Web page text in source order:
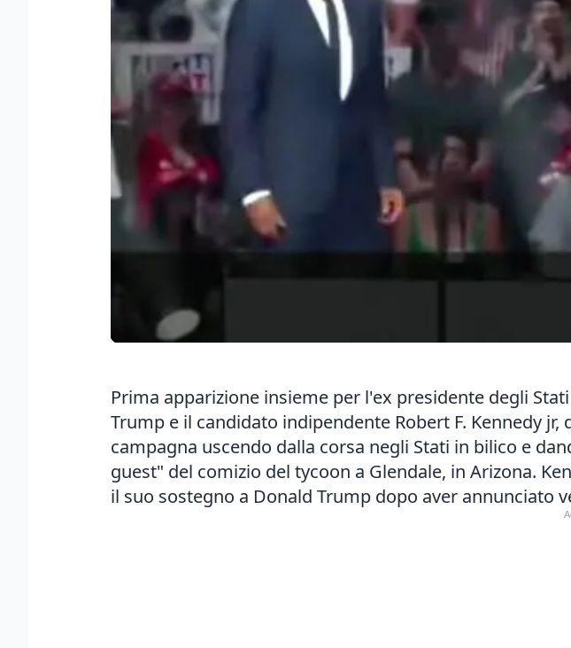
Prima apparizione insieme per l'ex presidente degli
Trump e il candidato indipendente Robert F. Kennedy
campagna uscendo dalla corsa negli Stati in bilico e
guest" del comizio del tycoon a Glendale, in Arizona.
il suo sostegno a Donald Trump dopo aver annunciato